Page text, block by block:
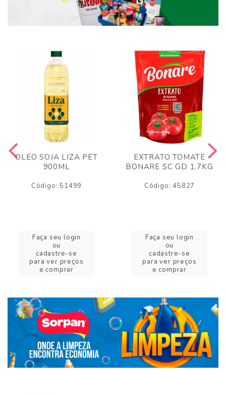
OLEO SOJA LIZA PET
900ML
Código: 51499
Faça seu login
ou
cadastre-se
para ver preços
e comprar
EXTRATO TOMATE
BONARE SC GD 1,7KG
Código: 45827
Faça seu login
ou
cadastre-se
para ver preços
e comprar